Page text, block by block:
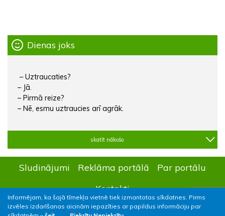
Informējam, ka šajā tīmekļa vietnē tiek izmantotas sīkdatnes. Pirms
izvēles izdarīšanas aicinām iepazīties ar papildus informāciju par
Dienas joks
– Uztraucaties?
– Jā.
– Pirmā reize?
– Nē, esmu uztraucies arī agrāk.
skatīt nākošo
Sludinājumi Reklāma portālā
Par portālu
Kontakti